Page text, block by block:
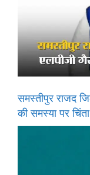
समस्तीपुर राजद
की समस्या पर